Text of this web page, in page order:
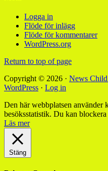
Logga in
Flöde för inlägg
Flöde för kommentarer
WordPress.org
Return to top of page
Copyright © 2026 · News
WordPress · Log in
Den här webbplatsen använder
besöksstatistik. Du kan
Läs mer
Stäng